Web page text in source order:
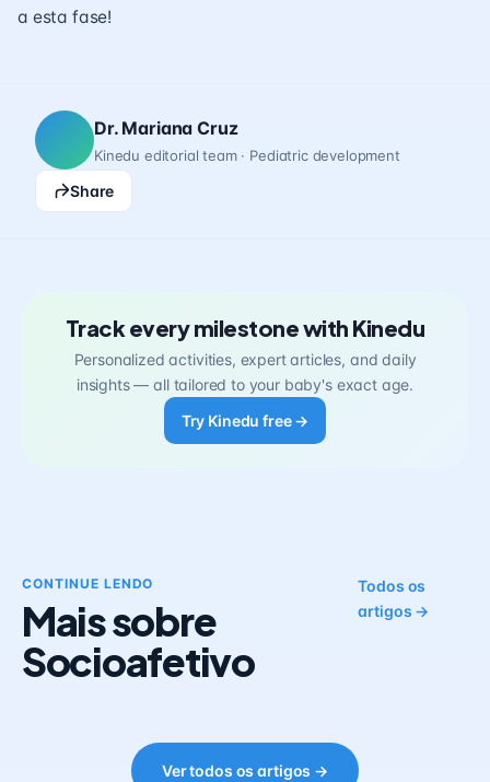
a esta fase!
Dr. Mariana Cruz
Kinedu editorial team · Pediatric development
Share
Track every milestone with Kinedu
Personalized activities, expert articles, and daily
insights — all tailored to your baby's exact age.
Try Kinedu free →
CONTINUE LENDO
Mais sobre
Socioafetivo
Todos os
artigos →
Ver todos os artigos →